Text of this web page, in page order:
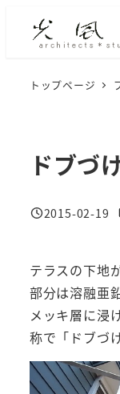
トップページ
ドブづ
投稿日
2015-02-19
テラスの下地
部分は溶融亜
メッキ層に浸
称で「ドブづ